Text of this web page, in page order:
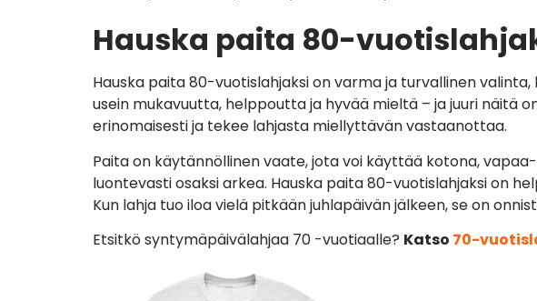
Hauska paita 80-
Hauska paita 80-vuotislahjaksi on varma ja turvallinen
usein mukavuutta, helppoutta ja hyvää mieltä – ja juuri näitä
erinomaisesti ja tekee lahjasta miellyttävän vastaanottaa.
Paita on käytännöllinen vaate, jota voi käyttää kotona,
luontevasti osaksi arkea. Hauska paita 80-vuotislahjaksi on
Kun lahja tuo iloa vielä pitkään juhlapäivän jälkeen, se on
Etsitkö syntymäpäivälahjaa 70 -vuotiaalle? Katso 70-